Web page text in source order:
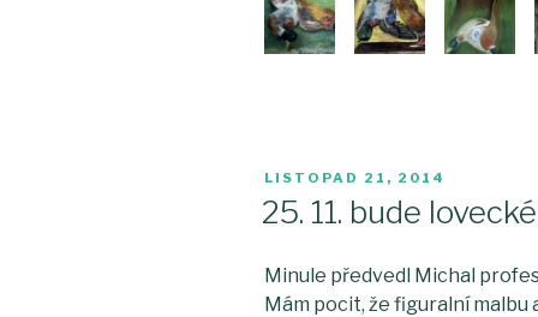
PUBLIKOVÁNO
LISTOPAD 21, 2014
25. 11. bude
Minule předvedl Michal
Mám pocit, že figuralní